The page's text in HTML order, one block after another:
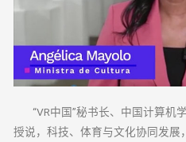
“VR中国”秘书长、中国计算机
授说，科技、体育与文化协同发展